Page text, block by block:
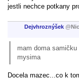
jestli nechce potkany
Dejvhroznýšek @
mam doma
mysima
Docela mazec...co k